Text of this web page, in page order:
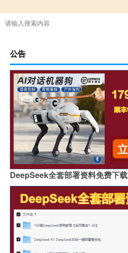
公告
DeepSeek全套部署资料免费下载